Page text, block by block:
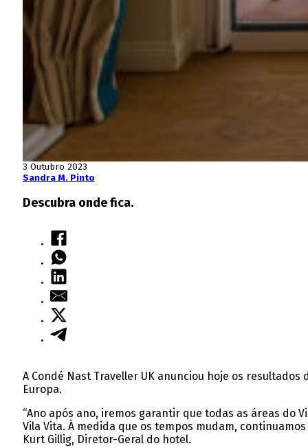
3 Outubro 2023
Sandra M. Pinto
Descubra onde fica.
A Condé Nast Traveller UK anunciou hoje os resultados
Europa.
“Ano após ano, iremos garantir que todas as áreas do
Vila Vita. À medida que os tempos mudam,
Kurt Gillig, Diretor-Geral do hotel.